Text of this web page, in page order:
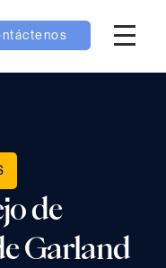
Menú
de
Garland